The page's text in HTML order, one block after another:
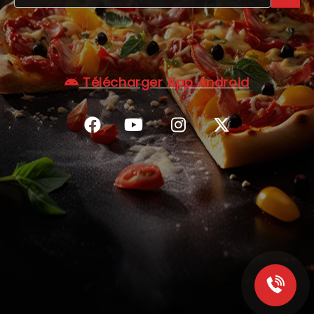
C.G.V
Télécharger App Android